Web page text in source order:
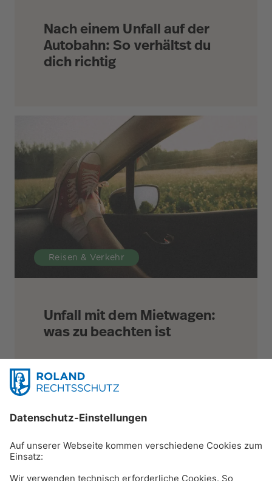
Nach einem Unfall auf der
Autobahn: So verhältst du
dich richtig
Reisen & Verkehr
Unfall mit dem Mietwagen:
was zu beachten ist